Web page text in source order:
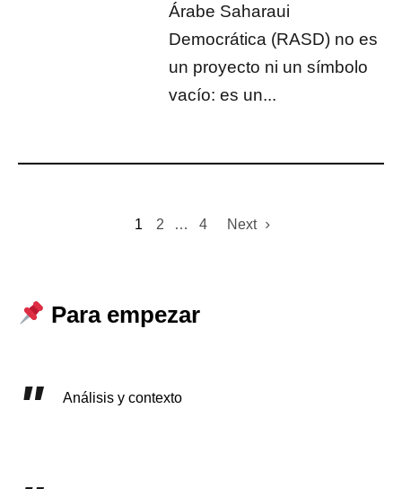
Árabe Saharaui
Democrática (RASD) no es
un proyecto ni un símbolo
vacío: es un...
1 2 … 4 Next
Para empezar
Análisis y contexto